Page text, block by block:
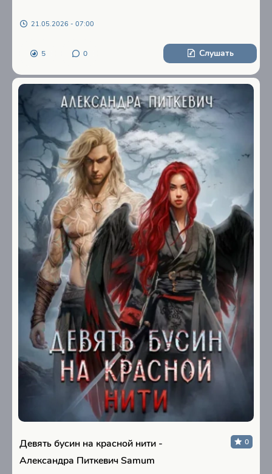
21.05.2026 - 07:00
5 0 Слушать
Девять бусин на красной нити -
Александра Питкевич Samum
0